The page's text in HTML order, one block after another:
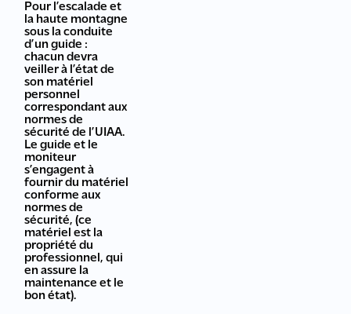
Pour l’escalade et
la haute montagne
sous la conduite
d’un guide :
chacun devra
veiller à l’état de
son matériel
personnel
correspondant aux
normes de
sécurité de l’UIAA.
Le guide et le
moniteur
s’engagent à
fournir du matériel
conforme aux
normes de
sécurité, (ce
matériel est la
propriété du
professionnel, qui
en assure la
maintenance et le
bon état).